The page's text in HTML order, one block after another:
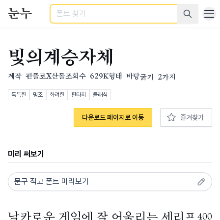
검색
빛의계승자체
제작 펀플로X산돌조회수 629K형태 바탕굵기 2가지
독특한 명조 화려한 판타지 클래식
다운로드 페이지로 이동 즐겨찾기
미리 써보기
400